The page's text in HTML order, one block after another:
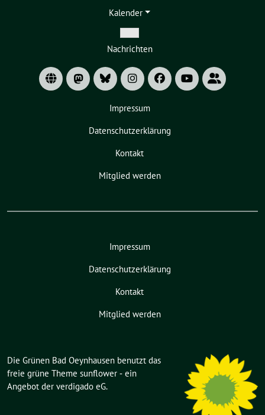
Kalender
Zeige
Untermenü
Nachrichten
Impressum
Datenschutzerklärung
Kontakt
Mitglied werden
Impressum
Datenschutzerklärung
Kontakt
Mitglied werden
Die Grünen Bad Oeynhausen benutzt das
freie grüne Theme sunflower ‐ ein
Angebot der verdigado eG.